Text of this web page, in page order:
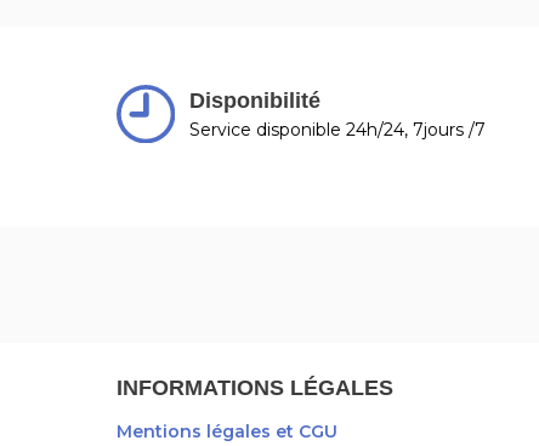
Disponibilité
Service disponible 24h/24, 7jours /7
INFORMATIONS LÉGALES
Mentions légales et CGU